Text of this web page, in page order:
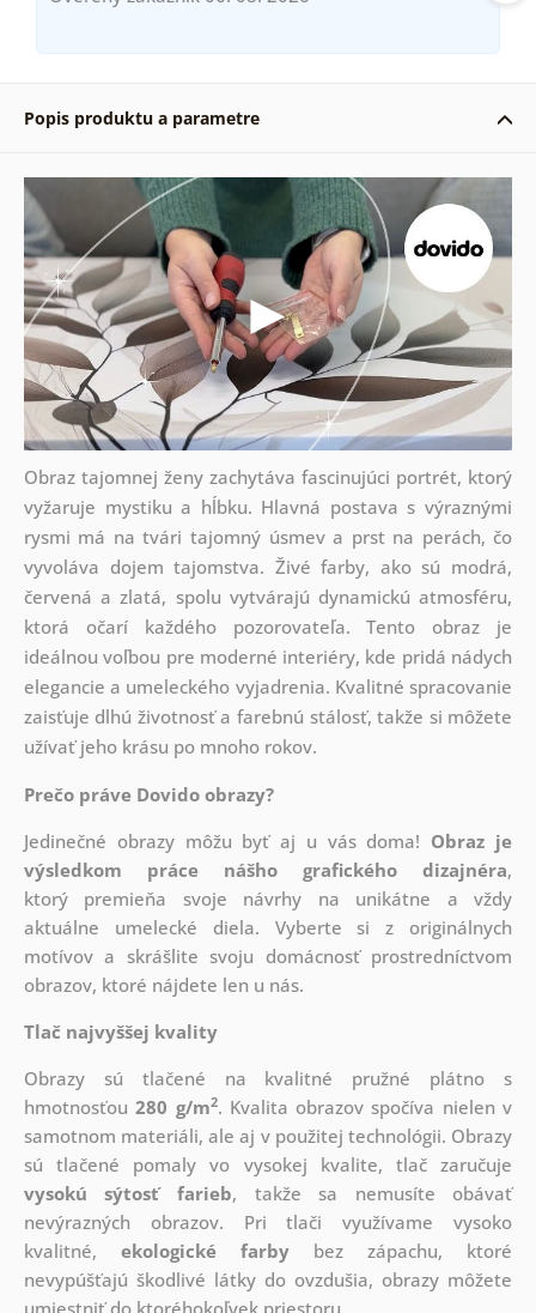
Popis produktu a parametre
Obraz tajomnej ženy zachytáva fascinujúci portrét, ktorý
vyžaruje mystiku a hĺbku. Hlavná postava s výraznými
rysmi má na tvári tajomný úsmev a prst na perách, čo
vyvoláva dojem tajomstva. Živé farby, ako sú modrá,
červená a zlatá, spolu vytvárajú dynamickú atmosféru,
ktorá očarí každého pozorovateľa. Tento obraz je
ideálnou voľbou pre moderné interiéry, kde pridá nádych
elegancie a umeleckého vyjadrenia. Kvalitné spracovanie
zaisťuje dlhú životnosť a farebnú stálosť, takže si môžete
užívať jeho krásu po mnoho rokov.
Prečo práve Dovido obrazy?
Jedinečné obrazy môžu byť aj u vás doma! Obraz je
výsledkom práce nášho grafického dizajnéra,
ktorý premieňa svoje návrhy na unikátne a vždy
aktuálne umelecké diela. Vyberte si z originálnych
motívov a skrášlite svoju domácnosť prostredníctvom
obrazov, ktoré nájdete len u nás.
Tlač najvyššej kvality
Obrazy sú tlačené na kvalitné pružné plátno s
hmotnosťou280 g/m2. Kvalita obrazov spočíva nielen v
samotnom materiáli, ale aj v použitej technológii. Obrazy
sú tlačené pomaly vo vysokej kvalite, tlač zaručuje
vysokú sýtosť farieb, takže sa nemusíte obávať
nevýrazných obrazov. Pri tlači využívame vysoko
kvalitné, ekologické farby bez zápachu, ktoré
nevypúšťajú škodlivé látky do ovzdušia, obrazy môžete